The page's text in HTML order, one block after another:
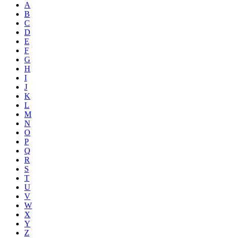
A
B
C
D
E
F
G
H
I
J
K
L
M
N
O
P
Q
R
S
T
U
V
W
X
Y
Z